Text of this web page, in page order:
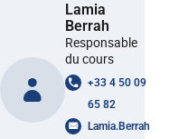
Lamia
Berrah
Responsable
du cours
+33 4 50 09
65 82
Lamia.Berrah